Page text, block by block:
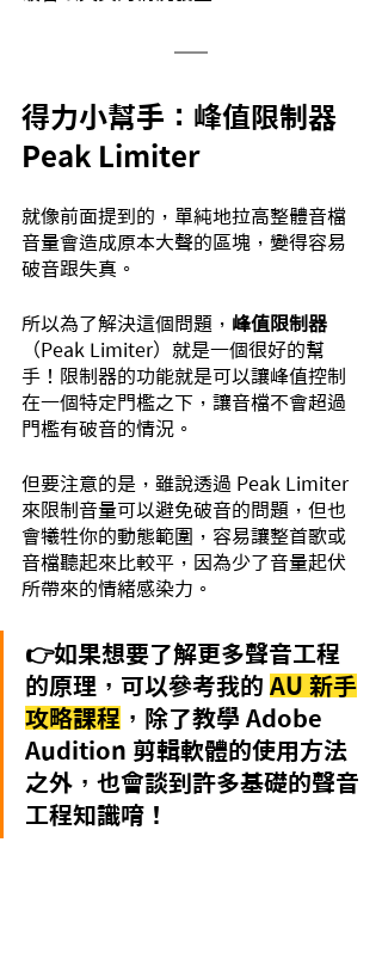
得力小幫手：峰值限制器
Peak Limiter
就像前面提到的，單純地拉高整體音檔
音量會造成原本大聲的區塊，變得容易
破音跟失真。
所以為了解決這個問題， 峰值限制器
（Peak Limiter）就是一個很好的幫
手！限制器的功能就是可以讓峰值控制
在一個特定門檻之下，讓音檔不會超過
門檻有破音的情況。
但要注意的是，雖說透過 Peak Limiter
來限制音量可以避免破音的問題，但也
會犧牲你的動態範圍，容易讓整首歌或
音檔聽起來比較平，因為少了音量起伏
所帶來的情緒感染力。
👉如果想要了解更多聲音工程
的原理，可以參考我的 AU 新手
攻略課程 ，除了教學 Adobe
Audition 剪輯軟體的使用方法
之外，也會談到許多基礎的聲音
工程知識唷！